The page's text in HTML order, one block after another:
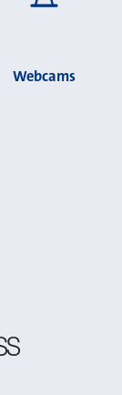
Webcams